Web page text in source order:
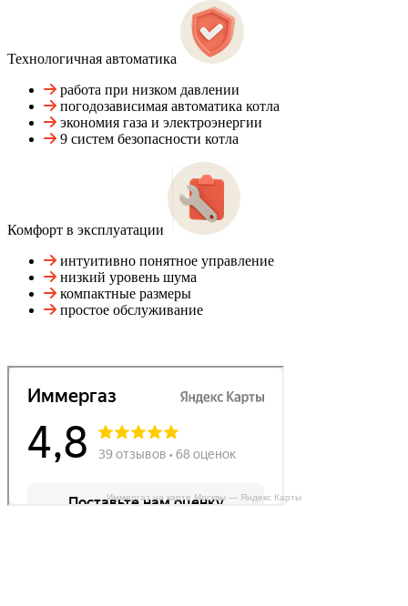
Технологичная автоматика
работа при низком давлении
погодозависимая автоматика котла
экономия газа и электроэнергии
9 систем безопасности котла
Комфорт в эксплуатации
интуитивно понятное управление
низкий уровень шума
компактные размеры
простое обслуживание
Иммергаз на карте Москвы — Яндекс Карты